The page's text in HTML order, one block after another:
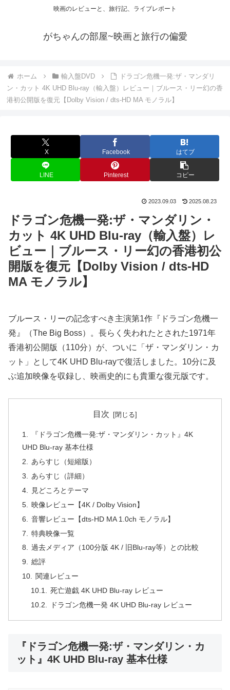
映画のレビューと、旅行記、ライブレポート
がちゃんの部屋~映画と旅行の偏愛
ホーム 輸入盤DVD
ドラゴン危機一発:ザ・マンダリ
ン・カット 4K UHD Blu-ray（輸入盤）レビュー｜ブルース・リー幻の香
港初公開版を復元【Dolby Vision / dts-HD MA モノラル】
X Facebook はてブ
LINE Pinterest コピー
2023.09.03 2025.08.23
ドラゴン危機一発:ザ・マンダリン・
カット 4K UHD Blu-ray（輸入盤）レ
ビュー｜ブルース・リー幻の香港初公
開版を復元【Dolby Vision / dts-HD
MA モノラル】
ブルース・リーの記念すべき主演第1作『ドラゴン危機一
発』（The Big Boss）。長らく失われたとされた1971年
香港初公開版（110分）が、ついに「ザ・マンダリン・カ
ット」として4K UHD Blu-rayで復活しました。10分に及
ぶ追加映像を収録し、映画史的にも貴重な復元版です。
目次
『ドラゴン危機一発:ザ・マンダリン・カット』4K
UHD Blu-ray 基本仕様
あらすじ（短縮版）
あらすじ（詳細）
見どころとテーマ
映像レビュー【4K / Dolby Vision】
音響レビュー【dts-HD MA 1.0ch モノラル】
特典映像一覧
過去メディア（100分版 4K / 旧Blu-ray等）との比較
総評
関連レビュー
死亡遊戯 4K UHD Blu-ray レビュー
ドラゴン危機一発 4K UHD Blu-ray レビュー
『ドラゴン危機一発:ザ・マンダリン・カ
ット』4K UHD Blu-ray 基本仕様